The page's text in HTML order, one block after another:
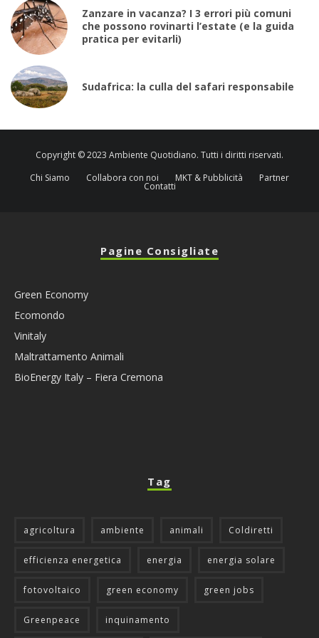
Zanzare in vacanza? I 3 errori più comuni
che possono rovinarti l’estate (e la guida
pratica per evitarli)
Sudafrica: la culla del safari responsabile
Copyright © 2023 Ambiente Quotidiano. Tutti i diritti riservati.
Chi Siamo
Collabora con noi MKT & Pubblicità Partner
Contatti
Pagine Consigliate
Green Economy
Ecomondo
Vinitaly
Maltrattamento Animali
BioEnergy Italy – Fiera Cremona
Tag
agricoltura ambiente animali Coldiretti
efficienza energetica energia energia solare
fotovoltaico green economy green jobs
Greenpeace inquinamento